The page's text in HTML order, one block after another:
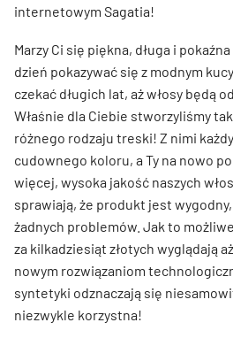
internetowym Sagatia!
Marzy Ci się piękna, długa i
dzień pokazywać się z modnym
czekać długich lat, aż włosy będą
Właśnie dla Ciebie stworzyliśmy
różnego rodzaju treski! Z nimi
cudownego koloru, a Ty na nowo
więcej, wysoka jakość naszych
sprawiają, że produkt jest
żadnych problemów. Jak to
za kilkadziesiąt złotych wyglądają
nowym rozwiązaniom
syntetyki odznaczają się
niezwykle korzystna!